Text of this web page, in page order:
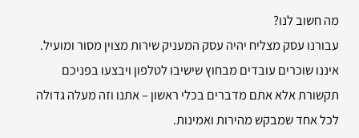
מה חשוב לנו?
עבורנו עסק מצליח יהיה עסק המעניק שירות מצוין מסור ומועיל.
איננו שוכרים עובדים מבחוץ שישיבו לטלפון ויבצעו בפניכם
תקשורת אלא אתם מדברים בכלי ראשון – אתנו וזה מעלה גדולה
לכל אחד שמבקש מהירות ואמינות.